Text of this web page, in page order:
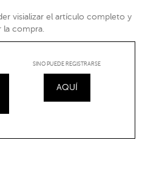
visializar el artículo completo y
la compra.
SINO PUEDE REGISTRARSE
AQUÍ